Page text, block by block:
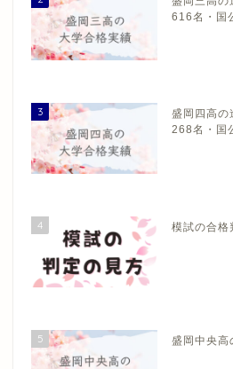
616名・国
3
盛岡四高の
268名・国
4 模試の合格
5 盛岡中央高